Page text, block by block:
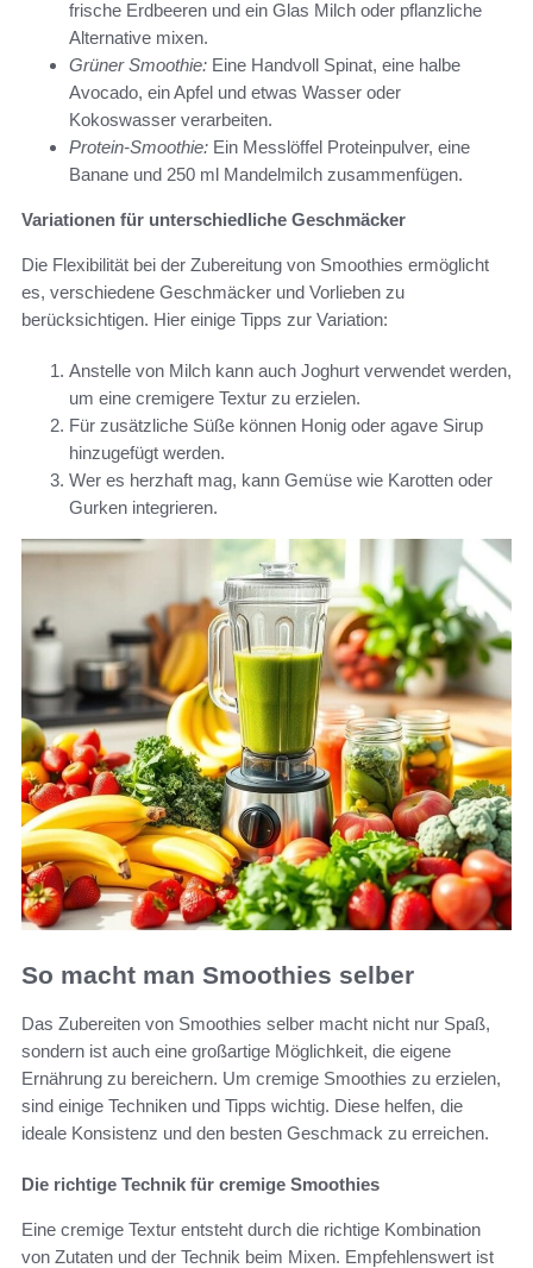
frische Erdbeeren und ein Glas Milch oder pflanzliche
Alternative mixen.
Grüner Smoothie: Eine Handvoll Spinat, eine halbe
Avocado, ein Apfel und etwas Wasser oder
Kokoswasser verarbeiten.
Protein-Smoothie: Ein Messlöffel Proteinpulver, eine
Banane und 250 ml Mandelmilch zusammenfügen.
Variationen für unterschiedliche Geschmäcker
Die Flexibilität bei der Zubereitung von Smoothies ermöglicht
es, verschiedene Geschmäcker und Vorlieben zu
berücksichtigen. Hier einige Tipps zur Variation:
Anstelle von Milch kann auch Joghurt verwendet werden,
um eine cremigere Textur zu erzielen.
Für zusätzliche Süße können Honig oder agave Sirup
hinzugefügt werden.
Wer es herzhaft mag, kann Gemüse wie Karotten oder
Gurken integrieren.
So macht man Smoothies selber
Das Zubereiten von Smoothies selber macht nicht nur Spaß,
sondern ist auch eine großartige Möglichkeit, die eigene
Ernährung zu bereichern. Um cremige Smoothies zu erzielen,
sind einige Techniken und Tipps wichtig. Diese helfen, die
ideale Konsistenz und den besten Geschmack zu erreichen.
Die richtige Technik für cremige Smoothies
Eine cremige Textur entsteht durch die richtige Kombination
von Zutaten und der Technik beim Mixen. Empfehlenswert ist